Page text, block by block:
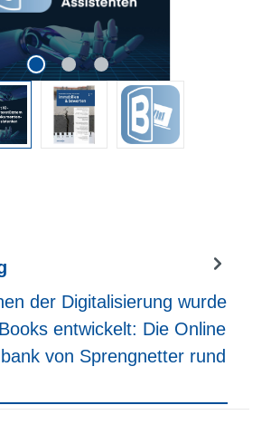
der Digitalisierung wurde
entwickelt: Die Online
von Sprengnetter rund